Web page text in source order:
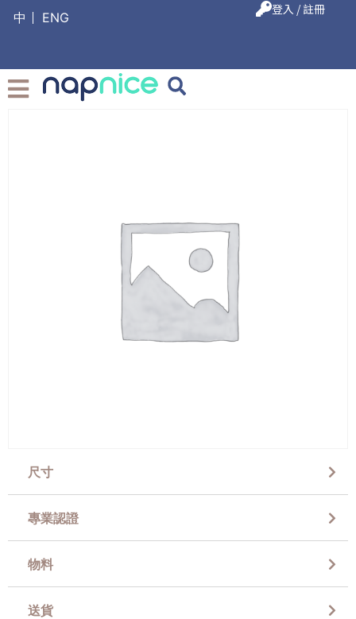
中 ENG
登入 / 註冊
尺寸
專業認證
物料
送貨